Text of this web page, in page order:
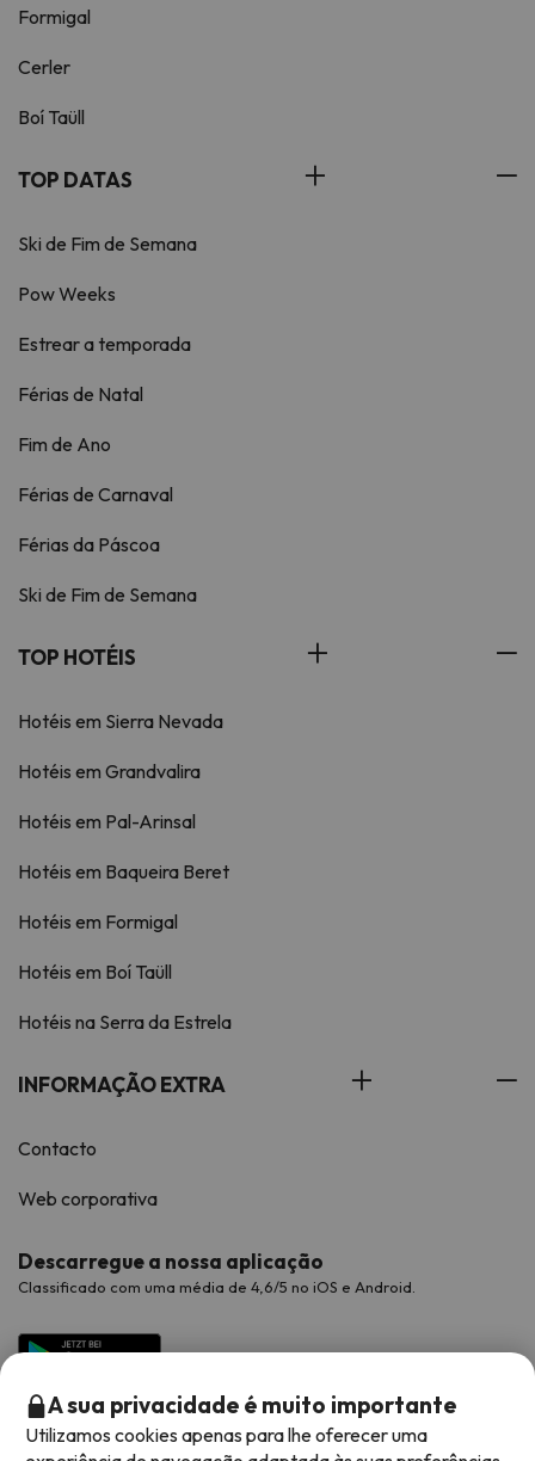
Formigal
Cerler
Boí Taüll
TOP DATAS
Ski de Fim de Semana
Pow Weeks
Estrear a temporada
Férias de Natal
Fim de Ano
Férias de Carnaval
Férias da Páscoa
Ski de Fim de Semana
TOP HOTÉIS
Hotéis em Sierra Nevada
Hotéis em Grandvalira
Hotéis em Pal-Arinsal
Hotéis em Baqueira Beret
Hotéis em Formigal
Hotéis em Boí Taüll
Hotéis na Serra da Estrela
INFORMAÇÃO EXTRA
Contacto
Web corporativa
Descarregue a nossa aplicação
Classificado com uma média de 4,6/5 no iOS e Android.
A sua privacidade é muito importante
Utilizamos cookies apenas para lhe oferecer uma